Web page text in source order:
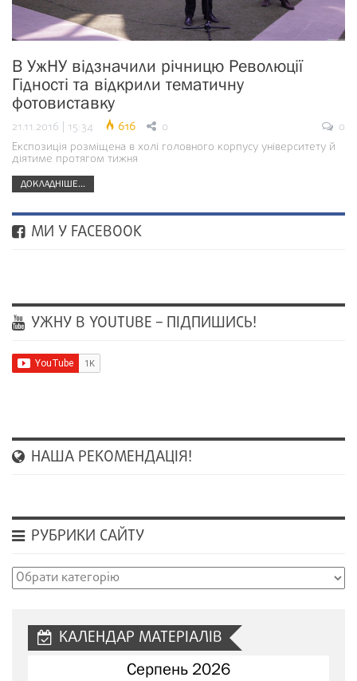
В УжНУ відзначили річницю Революції
Гідності та відкрили тематичну
фотовиставку
21.11.2016 | 15:34 616 0
0
Експозиція розміщена в холі головного корпусу університету й
діятиме протягом тижня
ДОКЛАДНІШЕ...
МИ У FACEBOOK
УЖНУ В YOUTUBE – ПІДПИШИСЬ!
НАША РЕКОМЕНДАЦІЯ!
РУБРИКИ САЙТУ
Рубрики
КАЛЕНДАР МАТЕРІАЛІВ
Серпень 2026